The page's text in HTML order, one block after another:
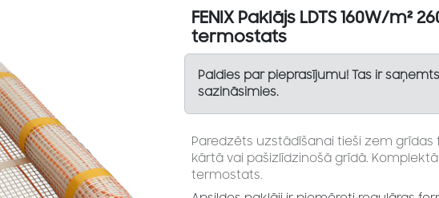
FENIX Paklājs LDTS 160W/m²
termostats
Paldies par pieprasījumu! Tas ir
sazināsimies.
Paredzēts uzstādīšanai tieši zem
kārtā vai pašizlīdzinošā grīdā.
termostats.